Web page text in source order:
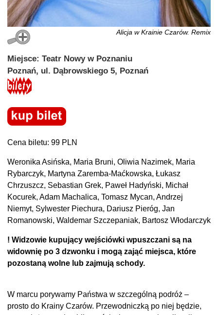
Alicja w Krainie Czarów. Remix
Miejsce: Teatr Nowy w Poznaniu
Poznań, ul. Dąbrowskiego 5, Poznań
Cena biletu: 99 PLN
Weronika Asińska, Maria Bruni, Oliwia Nazimek, Maria
Rybarczyk, Martyna Zaremba-Maćkowska, Łukasz
Chrzuszcz, Sebastian Grek, Paweł Hadyński, Michał
Kocurek, Adam Machalica, Tomasz Mycan, Andrzej
Niemyt, Sylwester Piechura, Dariusz Pieróg, Jan
Romanowski, Waldemar Szczepaniak, Bartosz Włodarczyk
! Widzowie kupujący wejściówki wpuszczani są na
widownię po 3 dzwonku i mogą zająć miejsca, które
pozostaną wolne lub zajmują schody.
W marcu porywamy Państwa w szczególną podróż –
prosto do Krainy Czarów. Przewodniczką po niej będzie,